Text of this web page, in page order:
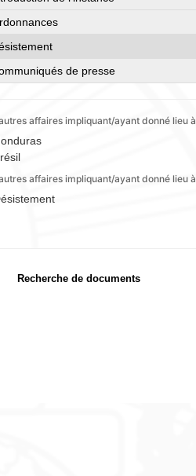
de presse
affaires impliquant/ayant donné lieu à
affaires impliquant/ayant donné lieu à
Recherche de documents